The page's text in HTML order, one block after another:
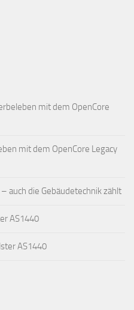
mit dem OpenCore
mit dem OpenCore Legacy
auch die Gebäudetechnik zählt
AS1440
AS1440